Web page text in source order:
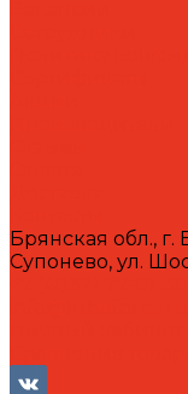
Брянская обл.,
Супонево, ул.